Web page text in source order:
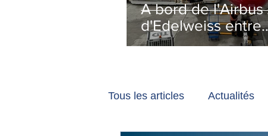
A bord de l'Airbus
d'Edelweiss entre
Vancouver et
Tous les articles Actualités